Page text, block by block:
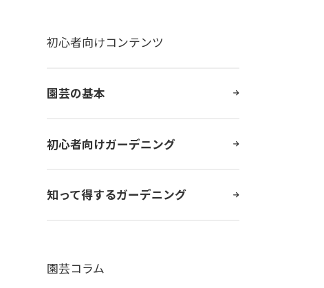
初心者向けコンテンツ
園芸の基本
初心者向けガーデニング
知って得するガーデニング
園芸コラム